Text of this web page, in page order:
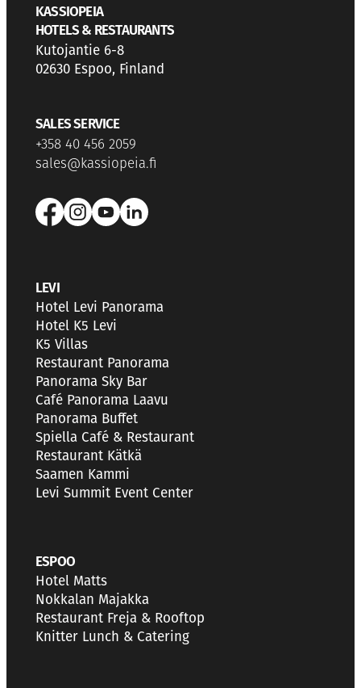
KASSIOPEIA
HOTELS & RESTAURANTS
Kutojantie 6-8
02630 Espoo, Finland
SALES SERVICE
+358 40 456 2059
sales@kassiopeia.fi
LEVI
Hotel Levi Panorama
Hotel K5 Levi
K5 Villas
Restaurant Panorama
Panorama Sky Bar
Café Panorama Laavu
Panorama Buffet
Spiella Café & Restaurant
Restaurant Kätkä
Saamen Kammi
Levi Summit Event Center
ESPOO
Hotel Matts
Nokkalan Majakka
Restaurant Freja & Rooftop
Knitter Lunch & Catering